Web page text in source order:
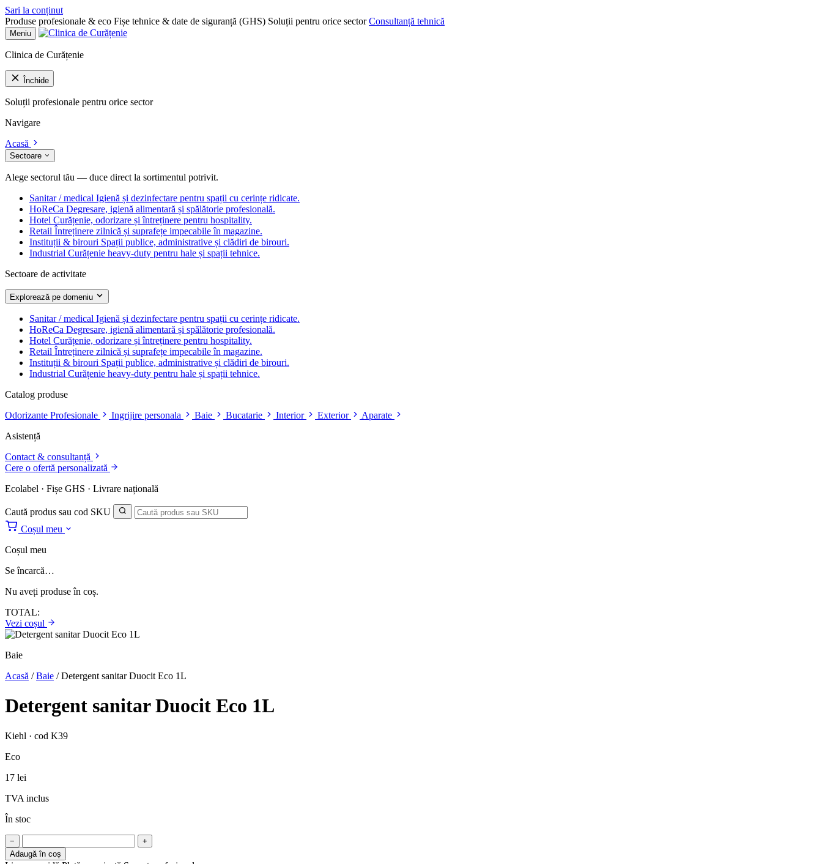
Sari la conținut
Produse profesionale & eco Fișe tehnice & date de siguranță (GHS) Soluții pentru orice sector Consultanță tehnică
Meniu
Clinica de Curățenie
Închide
Soluții profesionale pentru orice sector
Navigare
Acasă
Sectoare
Alege sectorul tău — duce direct la sortimentul potrivit.
Sanitar / medical Igienă și dezinfectare pentru spații cu cerințe ridicate.
HoReCa Degresare, igienă alimentară și spălătorie profesională.
Hotel Curățenie, odorizare și întreținere pentru hospitality.
Retail Întreținere zilnică și suprafețe impecabile în magazine.
Instituții & birouri Spații publice, administrative și clădiri de birouri.
Industrial Curățenie heavy-duty pentru hale și spații tehnice.
Sectoare de activitate
Explorează pe domeniu
Sanitar / medical Igienă și dezinfectare pentru spații cu cerințe ridicate.
HoReCa Degresare, igienă alimentară și spălătorie profesională.
Hotel Curățenie, odorizare și întreținere pentru hospitality.
Retail Întreținere zilnică și suprafețe impecabile în magazine.
Instituții & birouri Spații publice, administrative și clădiri de birouri.
Industrial Curățenie heavy-duty pentru hale și spații tehnice.
Catalog produse
Odorizante Profesionale
Ingrijire personala Baie Bucatarie Interior Exterior
Aparate
Asistență
Contact & consultanță
Cere o ofertă personalizată
Ecolabel · Fișe GHS · Livrare națională
Caută produs sau cod SKU
Coșul meu
Coșul meu
Se încarcă…
Nu aveți produse în coș.
TOTAL:
Vezi coșul
Baie
Acasă /Baie /Detergent sanitar Duocit Eco 1L
Detergent sanitar Duocit Eco 1L
Kiehl · cod K39
Eco
17 lei
TVA inclus
În stoc
−
+
Adaugă în coș